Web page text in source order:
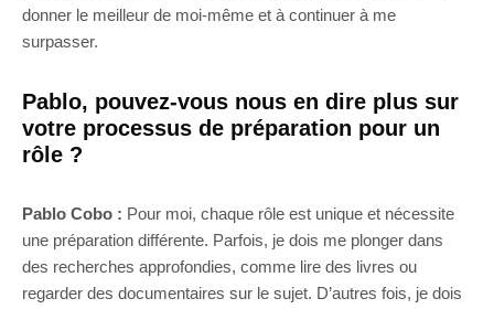
donner le meilleur de moi-même et à continuer à me
surpasser.
Pablo, pouvez-vous nous en dire plus sur
votre processus de préparation pour un
rôle ?
Pablo Cobo : Pour moi, chaque rôle est unique et nécessite
une préparation différente. Parfois, je dois me plonger dans
des recherches approfondies, comme lire des livres ou
regarder des documentaires sur le sujet. D’autres fois, je dois